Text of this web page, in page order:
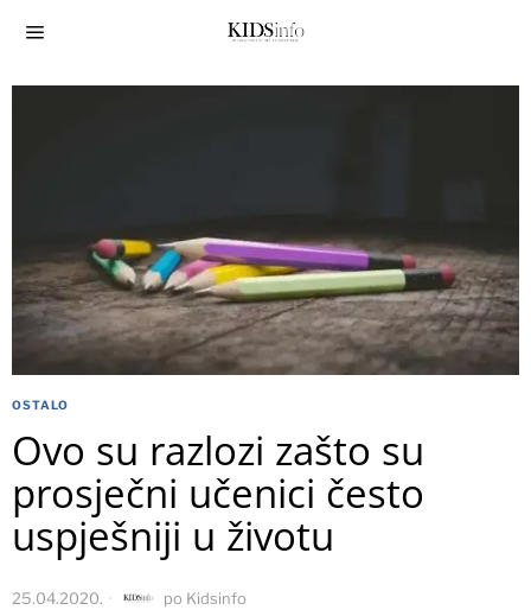
OSTALO
Ovo su razlozi zašto su
prosječni učenici često
uspješniji u životu
25.04.2020. po Kidsinfo